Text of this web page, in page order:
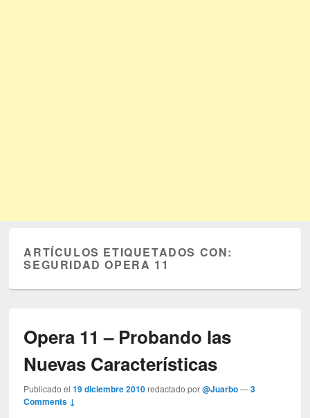
ARTÍCULOS ETIQUETADOS CON:
SEGURIDAD OPERA 11
Opera 11 – Probando las
Nuevas Características
Publicado el19 diciembre 2010 redactado por@Juarbo —3
Comments ↓